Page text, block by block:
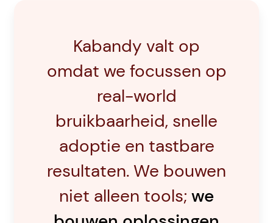
Kabandy valt op
omdat we focussen op
real-world
bruikbaarheid, snelle
adoptie en tastbare
resultaten. We bouwen
niet alleen tools; we